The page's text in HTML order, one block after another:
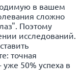
в вашем
сложно
Поэтому
исследований.
точная
50% успеха в